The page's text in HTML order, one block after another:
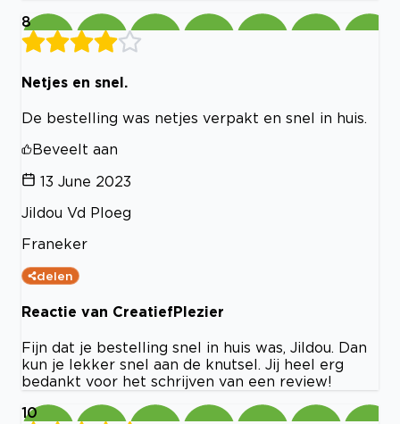
8
Netjes en snel.
De bestelling was netjes verpakt en snel in huis.
Beveelt aan
13 June 2023
Jildou Vd Ploeg
Franeker
delen
Reactie van CreatiefPlezier
Fijn dat je bestelling snel in huis was, Jildou. Dan
kun je lekker snel aan de knutsel. Jij heel erg
bedankt voor het schrijven van een review!
10